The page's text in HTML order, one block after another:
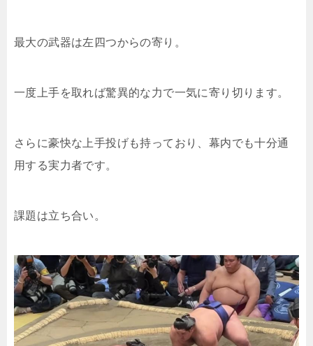
最大の武器は左四つからの寄り。
一度上手を取れば驚異的な力で一気に寄り切ります。
さらに豪快な上手投げも持っており、幕内でも十分通
用する実力者です。
課題は立ち合い。